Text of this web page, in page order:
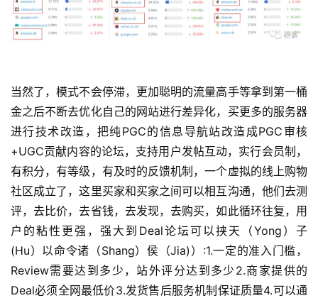
当然了，模式不会停滞，更加聪明的流量高手等拿到第一桶
金之后不断去优化自己的网站进行差异化，买更多的服务器
进行技术改造，把纯PGC的信息导航站改造成PGC审核
+UGC贡献内容的论坛，支持用户发帖互动，实行会员制，
有积分，有等级，有及时的反馈机制，一个虚拟的线上购物
社区成立了，这里买家和买家之间可以相互沟通，他们去测
评，去比价，去省钱，去发现，去购买，如此循环往复，用
户的粘性更强，强大到Deal论坛可以挟天（Yong）子
(Hu）以命令诸（Shang）侯（Jia)）:1.一定的准入门槛，
Review需要达到多少，站外评分达到多少2.商家提供的
Deal必须全网最低价3.发货售后服务机制保证质量4.可以通